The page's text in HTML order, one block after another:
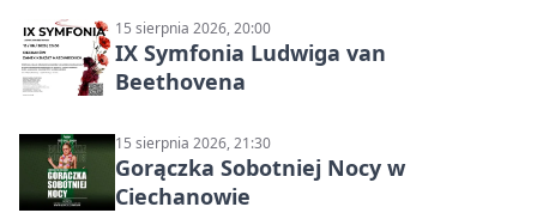
15 sierpnia 2026, 20:00
IX Symfonia Ludwiga van
Beethovena
15 sierpnia 2026, 21:30
Gorączka Sobotniej Nocy w
Ciechanowie